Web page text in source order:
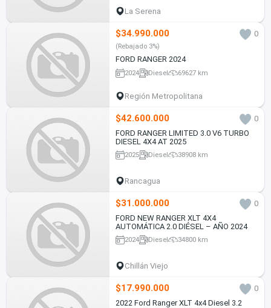
La Serena
$34.990.000 0
(Rebajado 3%)
FORD RANGER 2024
2024 Diesel 69627 km
Región Metropolitana
$42.600.000
0
FORD RANGER LIMITED 3.0 V6 TURBO
DIESEL 4X4 AT 2025
2025 Diesel 38908 km
Rancagua
$31.000.000
0
FORD NEW RANGER XLT 4X4
AUTOMÁTICA 2.0 DIÉSEL – AÑO 2024
2024 Diesel 34800 km
Chillán Viejo
$17.990.000
0
2022 Ford Ranger XLT 4x4 Diesel 3.2